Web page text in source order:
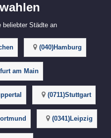
beliebter Städte an
(040)Hamburg
am Main
(0711)Stuttgart
(0341)Leipzig